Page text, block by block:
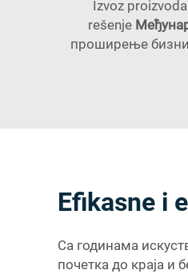
Izvoz
rešenje
проширење
Efikasne i
Са годинама
почетка до краја и